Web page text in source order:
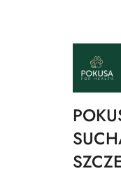
NAZWA
POKUSA